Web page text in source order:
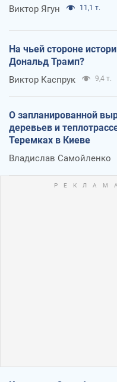
Виктор Ягун 11,1 т.
На чьей стороне
Дональд Трамп?
Виктор Каспрук 9,4 т.
О запланированной
деревьев и
Теремках в Киеве
Владислав Самойленко